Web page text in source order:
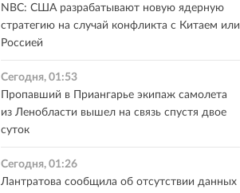
NBC: США разрабатывают новую ядерную
стратегию на случай конфликта с Китаем или
Россией
Сегодня, 01:53
Пропавший в Приангарье экипаж самолета
из Ленобласти вышел на связь спустя двое
суток
Сегодня, 01:26
Лантратова сообщила об отсутствии данных